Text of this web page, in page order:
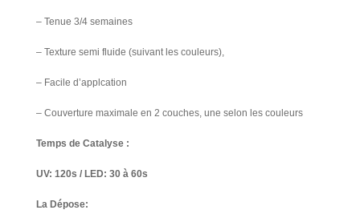
– Tenue 3/4 semaines
– Texture semi fluide (suivant les couleurs),
– Facile d’applcation
– Couverture maximale en 2 couches, une selon les couleurs
Temps de Catalyse :
UV: 120s / LED: 30 à 60s
La Dépose: